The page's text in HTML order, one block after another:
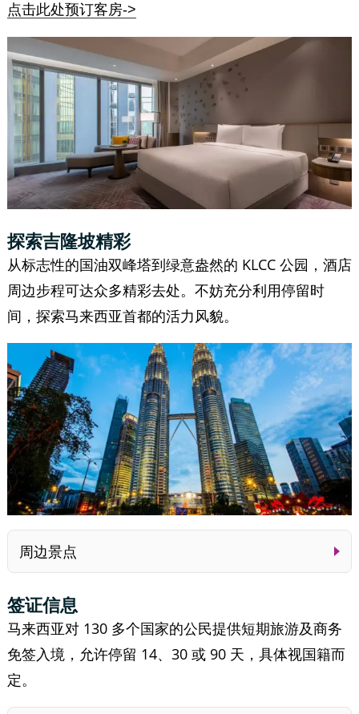
点击此处预订客房->
探索吉隆坡精彩
从标志性的国油双峰塔到绿意盎然的 KLCC 公园，酒店
周边步程可达众多精彩去处。不妨充分利用停留时
间，探索马来西亚首都的活力风貌。
周边景点
签证信息
马来西亚对 130 多个国家的公民提供短期旅游及商务
免签入境，允许停留 14、30 或 90 天，具体视国籍而
定。